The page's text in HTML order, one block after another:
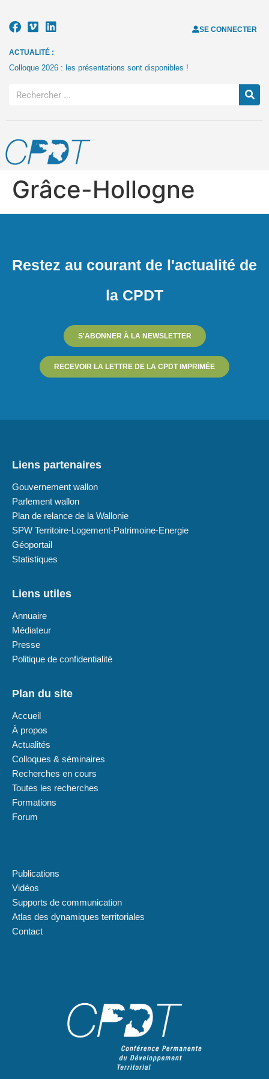
SE CONNECTER
ACTUALITÉ :
Colloque 2026 : les présentations sont disponibles !
Grâce-Hollogne
Restez au courant de l'actualité de
la CPDT
S'ABONNER À LA NEWSLETTER
RECEVOIR LA LETTRE DE LA CPDT IMPRIMÉE
Liens partenaires
Gouvernement wallon
Parlement wallon
Plan de relance de la Wallonie
SPW Territoire-Logement-Patrimoine-Energie
Géoportail
Statistiques
Liens utiles
Annuaire
Médiateur
Presse
Politique de confidentialité
Plan du site
Accueil
À propos
Actualités
Colloques & séminaires
Recherches en cours
Toutes les recherches
Formations
Forum
Publications
Vidéos
Supports de communication
Atlas des dynamiques territoriales
Contact